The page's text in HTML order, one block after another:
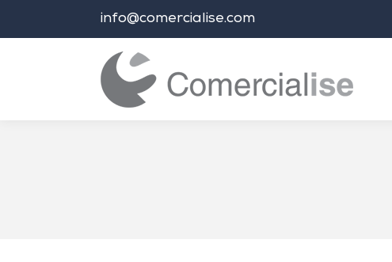
info@comercialise.com